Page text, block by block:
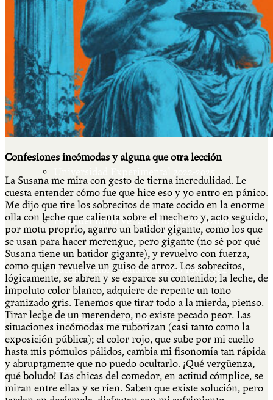
Actividades & contenido
AJÍ EN YOUTUBE
Feria del Libro Venado Tuerto 2022-2025
Facultad Libre Venado Tuerto 1990-1994
Cátedra Bailable 2018
Más
Confesiones incómodas y alguna que otra lección
La Susana me mira con gesto de tierna incredulidad. Le
cuesta entender cómo fue que hice eso y yo entro en pánico.
Me dijo que tire los sobrecitos de mate cocido en la enorme
olla con leche que calienta sobre el mechero y, acto seguido,
por motu proprio, agarro un batidor gigante, como los que
se usan para hacer merengue, pero gigante (no sé por qué
Susana tiene un batidor gigante), y revuelvo con fuerza,
como quien revuelve un guiso de arroz. Los sobrecitos,
lógicamente, se abren y se esparce su contenido; la leche, de
impoluto color blanco, adquiere de repente un tono
granizado gris. Tenemos que tirar todo a la mierda, pienso.
Tirar leche de un merendero, no existe pecado peor. Las
situaciones incómodas me ruborizan (casi tanto como la
exposición pública); el color rojo, que sube por mi cuello
hasta mis pómulos pálidos, cambia mi fisonomía tan rápida
y abruptamente que no puedo ocultarlo. ¡Qué vergüenza,
qué boludo! Las chicas del comedor, en actitud cómplice, se
miran entre ellas y se ríen. Saben que existe solución, pero